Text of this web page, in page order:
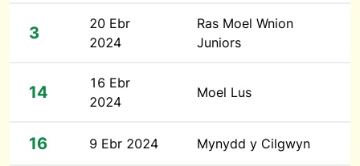
3
20 Ebr
2024
Ras Moel Wnion
Juniors
14
16 Ebr
2024
Moel Lus
16 9 Ebr 2024 Mynydd y Cilgwyn